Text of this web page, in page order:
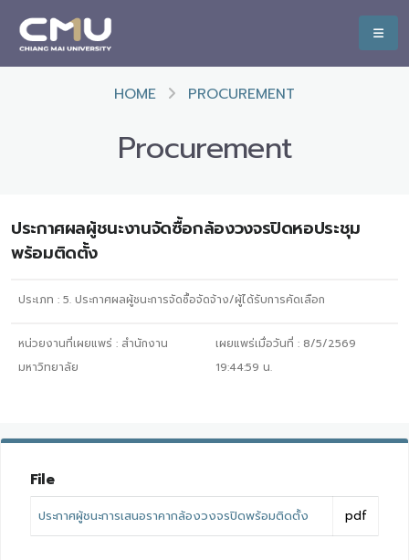
HOME PROCUREMENT
Procurement
ประกาศผลผู้ชนะงานจัดซื้อกล้องวงจรปิดหอประชุม
พร้อมติดตั้ง
ประเภท : 5. ประกาศผลผู้ชนะการจัดซื้อจัดจ้าง/ผู้ได้รับการคัดเลือก
หน่วยงานที่เผยแพร่ : สำนักงาน
มหาวิทยาลัย
เผยแพร่เมื่อวันที่ : 8/5/2569
19:44:59 น.
File
ประกาศผู้ชนะการเสนอราคากล้องวงจรปิดพร้อมติดตั้ง pdf